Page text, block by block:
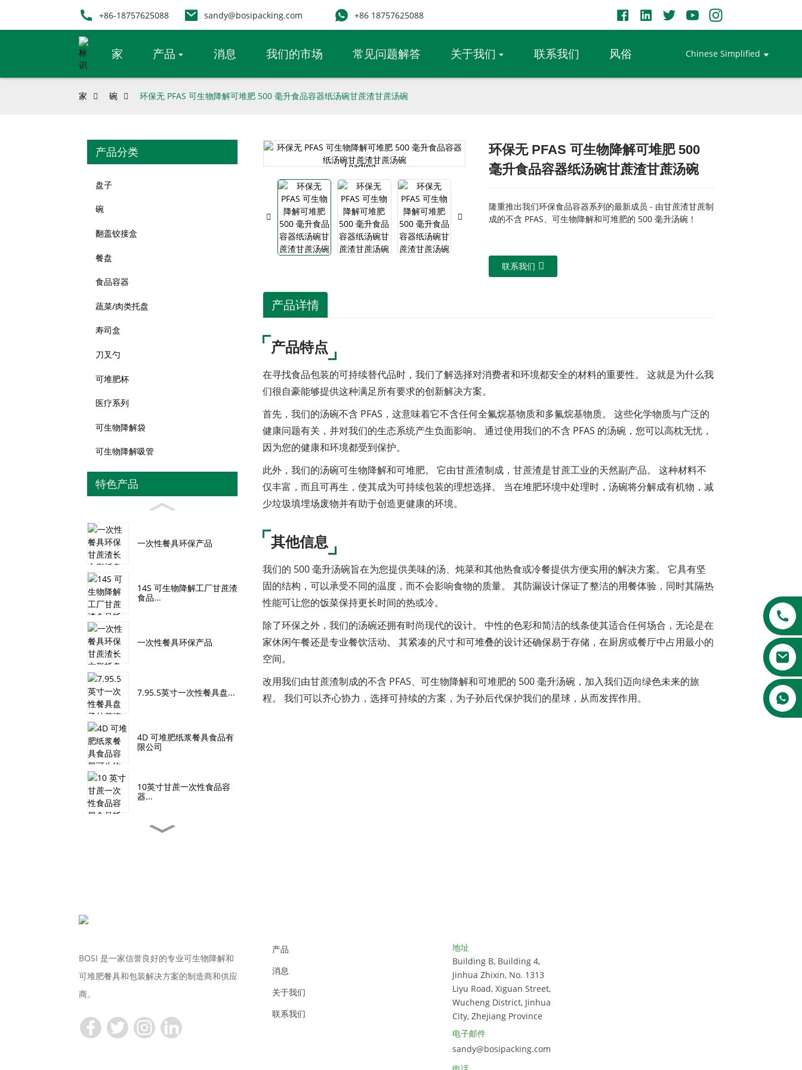
+86-18757625088 sandy@bosipacking.com +86 18757625088
家 产品 消息 我们的市场 常见问题解答 关于我们 联系我们 风俗 Chinese Simplified
家 碗 环保无 PFAS 可生物降解可堆肥 500 毫升食品容器纸汤碗甘蔗渣甘蔗汤碗
产品分类
盘子
碗
翻盖铰接盒
餐盘
食品容器
蔬菜/肉类托盘
寿司盒
刀叉勺
可堆肥杯
医疗系列
可生物降解袋
可生物降解吸管
特色产品
一次性餐具环保产品
14S 可生物降解工厂甘蔗渣
食品...
一次性餐具环保产品
7.95.5英寸一次性餐具盘...
4D 可堆肥纸浆餐具食品有
限公司
10英寸甘蔗一次性食品容
器...
TR10S 可堆肥一次性甘
Loading...
Loading... Loading...
Loading... Loading...
Loading...
环保无 PFAS 可生物降解可堆肥 500
毫升食品容器纸汤碗甘蔗渣甘蔗汤碗
隆重推出我们环保食品容器系列的最新成员 - 由甘蔗渣甘蔗制
成的不含 PFAS、可生物降解和可堆肥的 500 毫升汤碗！
联系我们
产品详情
产品特点
在寻找食品包装的可持续替代品时，我们了解选择对消费者和环境都安全的材料的重要性。 这就是为什么我
们很自豪能够提供这种满足所有要求的创新解决方案。
首先，我们的汤碗不含 PFAS，这意味着它不含任何全氟烷基物质和多氟烷基物质。 这些化学物质与广泛的
健康问题有关，并对我们的生态系统产生负面影响。 通过使用我们的不含 PFAS 的汤碗，您可以高枕无忧，
因为您的健康和环境都受到保护。
此外，我们的汤碗可生物降解和可堆肥。 它由甘蔗渣制成，甘蔗渣是甘蔗工业的天然副产品。 这种材料不
仅丰富，而且可再生，使其成为可持续包装的理想选择。 当在堆肥环境中处理时，汤碗将分解成有机物​​，减
少垃圾填埋场废物并有助于创造更健康的环境。
其他信息
我们的 500 毫升汤碗旨在为您提供美味的汤、炖菜和其他热食或冷餐提供方便实用的解决方案。 它具有坚
固的结构，可以承受不同的温度，而不会影响食物的质量。 其防漏设计保证了整洁的用餐体验，同时其隔热
性能可让您的饭菜保持更长时间的热或冷。
除了环保之外，我们的汤碗还拥有时尚现代的设计。 中性的色彩和简洁的线条使其适合任何场合，无论是在
家休闲午餐还是专业餐饮活动。 其紧凑的尺寸和可堆叠的设计还确保易于存储，在厨房或餐厅中占用最小的
空间。
改用我们由甘蔗渣制成的不含 PFAS、可生物降解和可堆肥的 500 毫升汤碗，加入我们迈向绿色未来的旅
程。 我们可以齐心协力，选择可持续的方案，为子孙后代保护我们的星球，从而发挥作用。
BOSI 是一家信誉良好的专业可生物降解和
可堆肥餐具和包装解决方案的制造商和供应
商。
产品
消息
关于我们
联系我们
地址
Building B, Building 4,
Jinhua Zhixin, No. 1313
Liyu Road, Xiguan Street,
Wucheng District, Jinhua
City, Zhejiang Province
电子邮件
sandy@bosipacking.com